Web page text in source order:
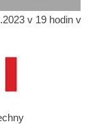
v 19 hodin v